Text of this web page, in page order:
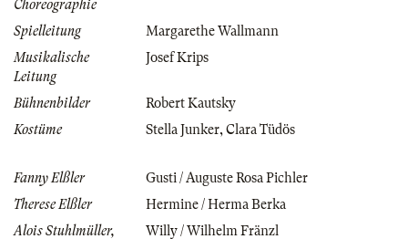
Choreographie
Spielleitung
Margarethe Wallmann
Musikalische
Leitung
Josef Krips
Bühnenbilder
Robert Kautsky
Kostüme
Stella Junker, Clara Tüdös
Fanny Elßler
Gusti / Auguste Rosa Pichler
Therese Elßler
Hermine / Herma Berka
Alois Stuhlmüller,
Willy / Wilhelm Fränzl